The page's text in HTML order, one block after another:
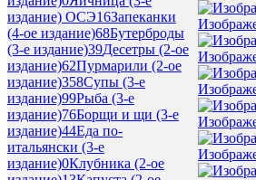
издание) ОСЭ16Запеканки
(4-ое издание)68Бутерброды
(3-е издание)39Десетры (2-ое
издание)62Пурмарили (2-ое
издание)358Супы (3-е
издание)99Рыба (3-е
издание)76Борщи и щи (3-е
издание)44Еда по-
итальянски (3-е
издание)0Клубника (2-ое